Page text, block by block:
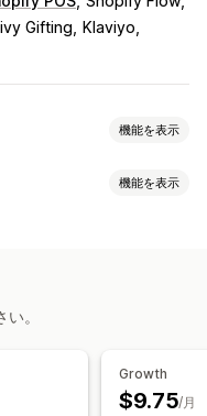
Gifting
Klaviyo
機能を表示
無料商品
イベント
機能を表示
。
Growth
$9.75/月